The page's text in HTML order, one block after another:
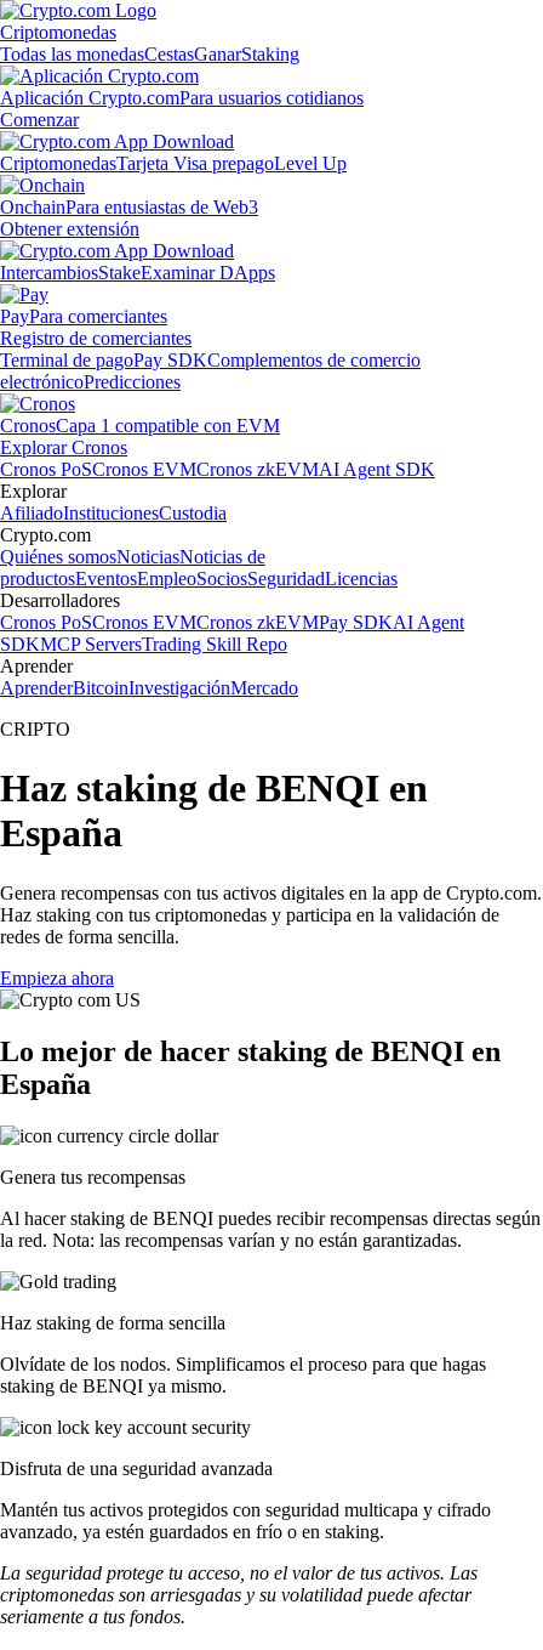
Criptomonedas
Todas las monedasCestasGanarStaking
Aplicación Crypto.comPara usuarios cotidianos
Comenzar
CriptomonedasTarjeta Visa prepagoLevel Up
OnchainPara entusiastas de Web3
Obtener extensión
IntercambiosStakeExaminar DApps
PayPara comerciantes
Registro de comerciantes
Terminal de pagoPay SDKComplementos de comercio
electrónicoPredicciones
CronosCapa 1 compatible con EVM
Explorar Cronos
Cronos PoSCronos EVMCronos zkEVMAI Agent SDK
Explorar
AfiliadoInstitucionesCustodia
Crypto.com
Quiénes somosNoticiasNoticias de
productosEventosEmpleoSociosSeguridadLicencias
Desarrolladores
Cronos PoSCronos EVMCronos zkEVMPay SDKAI Agent
SDKMCP ServersTrading Skill Repo
Aprender
AprenderBitcoinInvestigaciónMercado
CRIPTO
Haz staking de BENQI en
España
Genera recompensas con tus activos digitales en la app de Crypto.com.
Haz staking con tus criptomonedas y participa en la validación de
redes de forma sencilla.
Empieza ahora
Lo mejor de hacer staking de BENQI en
España
Genera tus recompensas
Al hacer staking de BENQI puedes recibir recompensas directas según
la red. Nota: las recompensas varían y no están garantizadas.
Haz staking de forma sencilla
Olvídate de los nodos. Simplificamos el proceso para que hagas
staking de BENQI ya mismo.
Disfruta de una seguridad avanzada
Mantén tus activos protegidos con seguridad multicapa y cifrado
avanzado, ya estén guardados en frío o en staking.
La seguridad protege tu acceso, no el valor de tus activos. Las
criptomonedas son arriesgadas y su volatilidad puede afectar
seriamente a tus fondos.